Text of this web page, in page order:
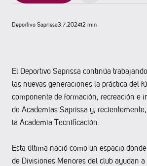
Deportivo Saprissa3.7.202412 min
El Deportivo Saprissa continúa
las nuevas generaciones la práctica del
componente de formación, recreación e
de Academias Saprissa y,
la Academia Tecnificación.
Esta última nació como un espacio
de Divisiones Menores del club ayudan